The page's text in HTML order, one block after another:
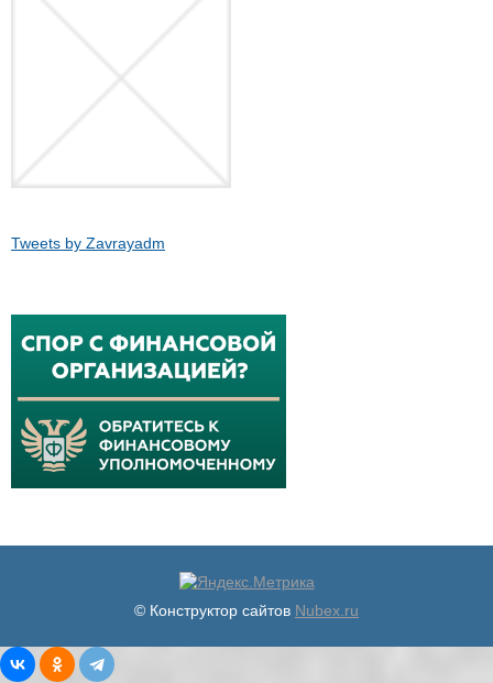
Tweets by Zavrayadm
© Конструктор сайтов Nubex.ru